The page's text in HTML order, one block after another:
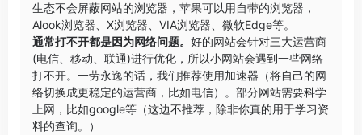
生态不会屏蔽网站的浏览器，苹果可以用自带的浏览器，
Alook浏览器
X浏览器 VIA浏览器 微软Edge等。
通常打不开都是因为网络问题。 好的网站会针对三大运营商
(电信、移动、联通)进行优化，所以小网站会遇到一些网络
打不开。一劳永逸的话，我们推荐使用加速器（将自己的网
络切换成更稳定的运营商，比如电信）。部分网站需要科学
上网，比如google等（这边不推荐，除非你真的用于学习资
料的查询。）